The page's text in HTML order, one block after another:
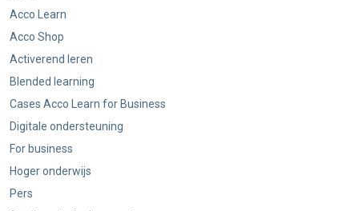
Acco Learn
Acco Shop
Activerend leren
Blended learning
Cases Acco Learn for Business
Digitale ondersteuning
For business
Hoger onderwijs
Pers